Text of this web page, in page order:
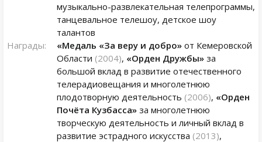
музыкально-развлекательная телепрограммы,
танцевальное телешоу, детское шоу
талантов
Награды:
«Медаль «За веру и добро» от Кемеровской
Области (2004), «Орден Дружбы» за
большой вклад в развитие отечественного
телерадиовещания и многолетнюю
плодотворную деятельность (2006), «Орден
Почёта Кузбасса» за многолетнюю
творческую деятельность и личный вклад в
развитие эстрадного искусства (2013),